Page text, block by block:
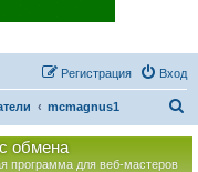
Вход
Регистрация
mcmagnus1
обмена
программа для веб-мастеров